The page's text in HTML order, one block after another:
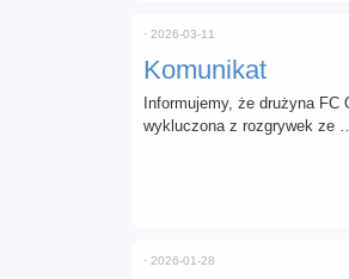
Komunikat
⋅ 2026-03-11
Informujemy, że drużyna FC
wykluczona z rozgrywek ze …
⋅ 2026-01-28